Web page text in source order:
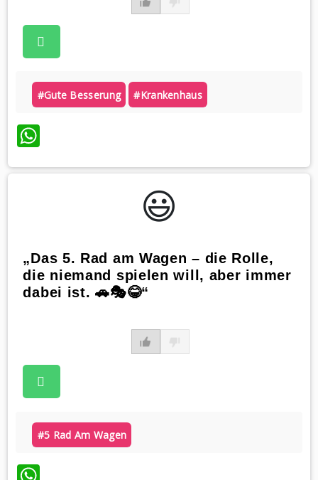
#gute Besserung #krankenhaus
WhatsApp
😃️
„Das 5. Rad am Wagen – die Rolle,
die niemand spielen will, aber immer
dabei ist. 🚗🎭😂“
#5 Rad Am Wagen